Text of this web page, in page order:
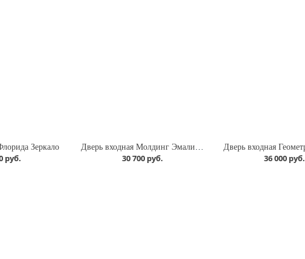
Зеркало
руб.
Дверь входная Молдинг Эмалит белый
30 700 руб. 36 000 руб.